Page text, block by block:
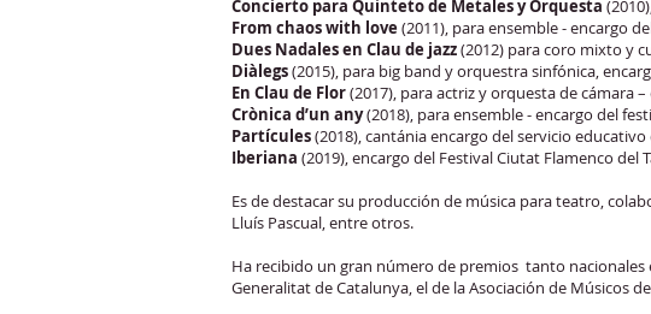
Concierto para Quinteto de Metales y Orquesta
From chaos with love (2011), para ensemble - encargo
Dues Nadales en Clau de jazz(2012) para coro mixto y
Diàlegs(2015), para big band y orquestra sinfónica,
En Clau de Flor(2017), para actriz y orquesta de cámara
Crònica d’un any(2018), para ensemble - encargo del
Partícules(2018), cantánia encargo del servicio educativo
Iberiana (2019), encargo del Festival Ciutat Flamenco del
Es de destacar su producción de música para teatro,
Lluís Pascual, entre otros.
Ha recibido un gran número de premios tanto nacionales
Generalitat de Catalunya, el de la Asociación de Músicos